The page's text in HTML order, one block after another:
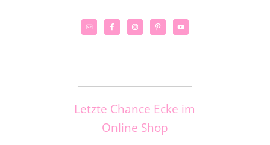
Letzte Chance Ecke im
Online Shop